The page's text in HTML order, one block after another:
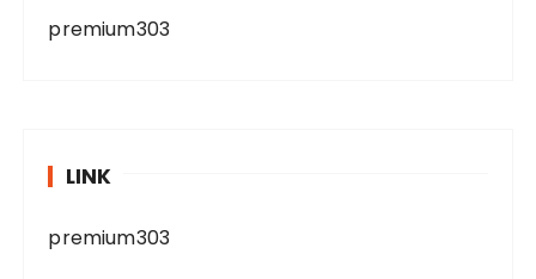
premium303
LINK
premium303